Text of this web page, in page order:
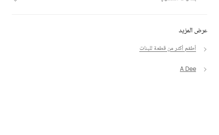
عرض المزيد
أطقم أكثر من قطعة للبنات
A Dee